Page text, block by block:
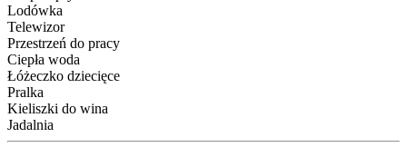
Lodówka
Telewizor
Przestrzeń do pracy
Ciepła woda
Łóżeczko dziecięce
Pralka
Kieliszki do wina
Jadalnia